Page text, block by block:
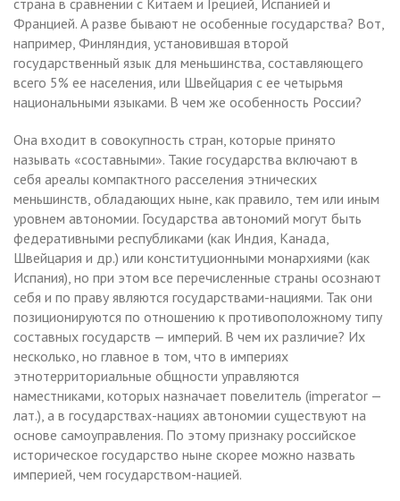
Францией. А разве бывают не особенные государства? Вот,
например, Финляндия, установившая второй
государственный язык для меньшинства, составляющего
всего 5% ее населения, или Швейцария с ее четырьмя
национальными языками. В чем же особенность России?
Она входит в совокупность стран, которые принято
называть «составными». Такие государства включают в
себя ареалы компактного расселения этнических
меньшинств, обладающих ныне, как правило, тем или иным
уровнем автономии. Государства автономий могут быть
федеративными республиками (как Индия, Канада,
Швейцария и др.) или конституционными монархиями (как
Испания), но при этом все перечисленные страны осознают
себя и по праву являются государствами-нациями. Так они
позиционируются по отношению к противоположному типу
составных государств — империй. В чем их различие? Их
несколько, но главное в том, что в империях
этнотерриториальные общности управляются
наместниками, которых назначает повелитель (imperator —
лат.), а в государствах-нациях автономии существуют на
основе самоуправления. По этому признаку российское
историческое государство ныне скорее можно назвать
империей, чем государством-нацией.